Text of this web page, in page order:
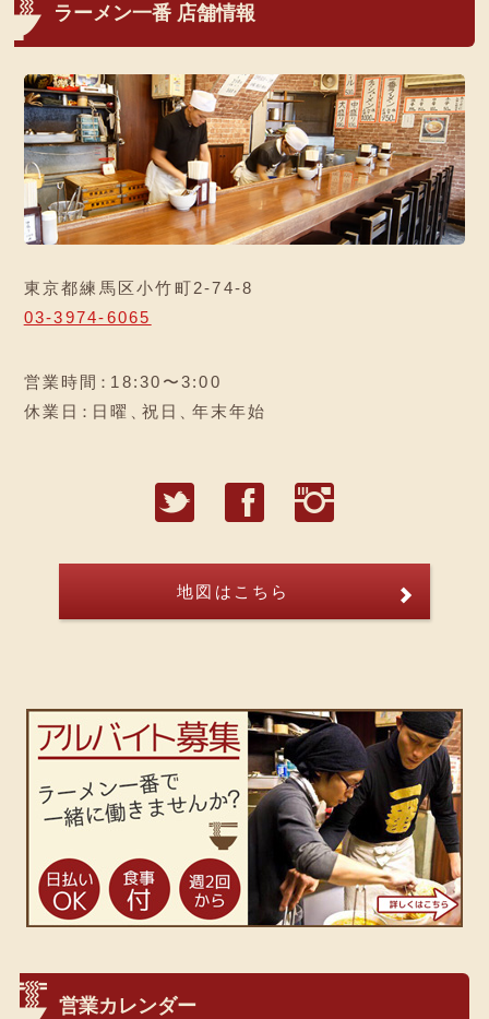
ラーメン一番 店舗情報
東京都練馬区小竹町2-74-8
03-3974-6065
営業時間 ：18:30〜3:00
休業日 ：日曜 、祝日 、年末年始
T F I
地図はこちら
営業カレンダー